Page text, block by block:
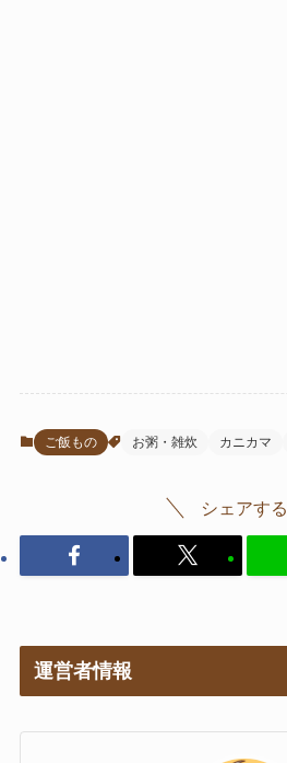
ご飯もの お粥・雑炊 カニカマ
シェアする
運営者情報